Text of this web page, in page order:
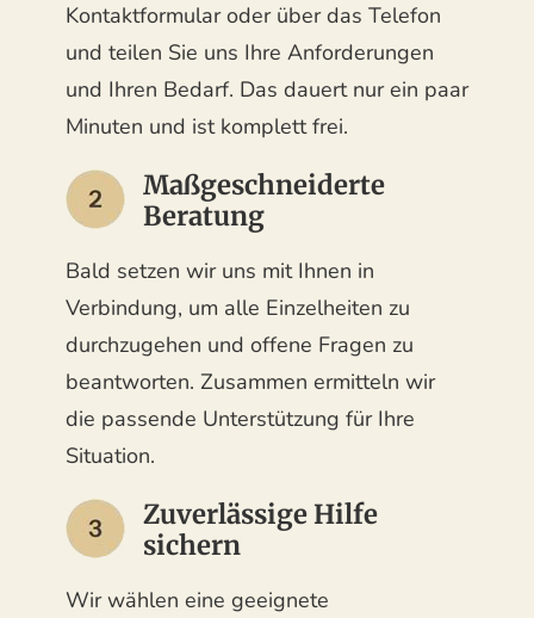
Kontaktformular oder über das Telefon
und teilen Sie uns Ihre Anforderungen
und Ihren Bedarf. Das dauert nur ein paar
Minuten und ist komplett frei.
Maßgeschneiderte
Beratung
Bald setzen wir uns mit Ihnen in
Verbindung, um alle Einzelheiten zu
durchzugehen und offene Fragen zu
beantworten. Zusammen ermitteln wir
die passende Unterstützung für Ihre
Situation.
Zuverlässige Hilfe
sichern
Wir wählen eine geeignete